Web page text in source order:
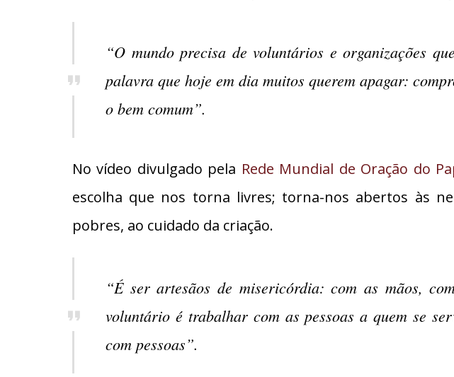
“O mundo precisa de voluntários e organizações
palavra que hoje em dia muitos querem apagar:
o bem comum”.
No vídeo divulgado pela Rede Mundial de Oração do
escolha que nos torna livres; torna-nos abertos às
pobres, ao cuidado da criação.
“É ser artesãos de misericórdia: com as mãos,
voluntário é trabalhar com as pessoas a quem se
com pessoas”.